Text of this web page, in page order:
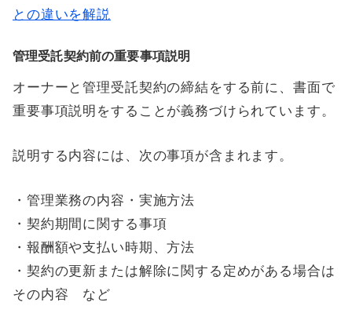
との違いを解説
管理受託契約前の重要事項説明
オーナーと管理受託契約の締結をする前に、書面で
重要事項説明をすることが義務づけられています。
説明する内容には、次の事項が含まれます。
・管理業務の内容・実施方法
・契約期間に関する事項
・報酬額や支払い時期、方法
・契約の更新または解除に関する定めがある場合は
その内容 など